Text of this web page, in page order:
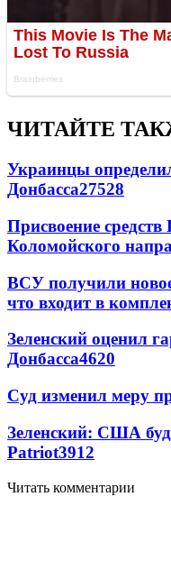
ЧИТАЙТЕ
Украинцы
Донбасса27528
Присвоение
Коломойского
ВСУ получили
что входит в
Зеленский оценил
Донбасса4620
Суд изменил меру
Зеленский: США
Patriot3912
Читать комментарии